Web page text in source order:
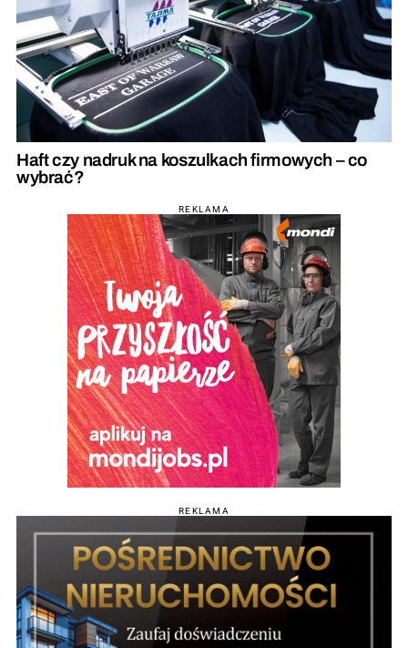
Haft czy nadruk na koszulkach firmowych – co
wybrać?
REKLAMA
REKLAMA